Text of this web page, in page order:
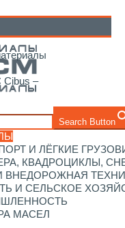
Search Button
И ЛЁГКИЕ
КВАДРОЦИКЛЫ,
ВНЕДОРОЖНАЯ
И СЕЛЬСКОЕ
МАСЕЛ
Cibus –